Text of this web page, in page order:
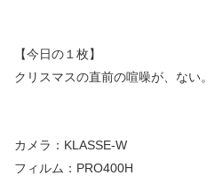
【今日の１枚】
クリスマスの直前の喧噪が、ない。
カメラ：KLASSE-W
フィルム：PRO400H